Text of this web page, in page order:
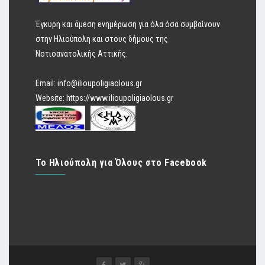
Έγκυρη και άμεση ενημέρωση για όλα όσα συμβαίνουν
στην Ηλιούπολη και στους δήμους της
Νοτιοανατολικής Αττικής.
Email: info@ilioupoligiaolous.gr
Website: https://www.ilioupoligiaolous.gr
Το Ηλιούπολη για Όλους στο Facebook